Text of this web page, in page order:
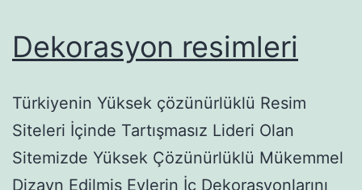
Dekorasyon resimleri
Türkiyenin Yüksek çözünürlüklü Resim
Siteleri İçinde Tartışmasız Lideri Olan
Sitemizde Yüksek Çözünürlüklü Mükemmel
Dizayn Edilmiş Evlerin İç Dekorasyonlarını